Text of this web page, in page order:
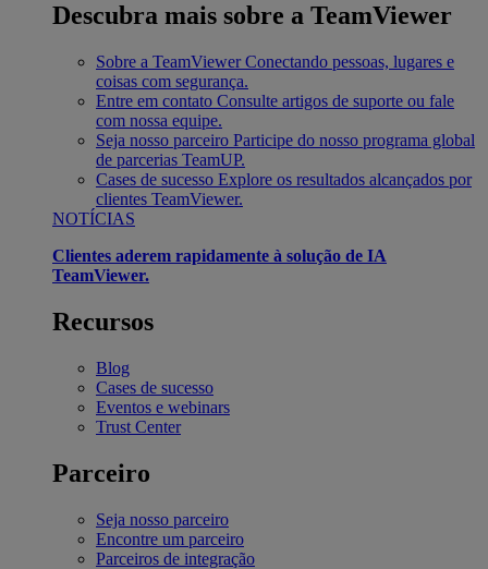
Descubra mais sobre a TeamViewer
Sobre a TeamViewer Conectando pessoas, lugares e
coisas com segurança.
Entre em contato Consulte artigos de suporte ou fale
com nossa equipe.
Seja nosso parceiro Participe do nosso programa global
de parcerias TeamUP.
Cases de sucesso Explore os resultados alcançados por
clientes TeamViewer.
NOTÍCIAS
Clientes aderem rapidamente à solução de IA
TeamViewer.
Recursos
Blog
Cases de sucesso
Eventos e webinars
Trust Center
Parceiro
Seja nosso parceiro
Encontre um parceiro
Parceiros de integração